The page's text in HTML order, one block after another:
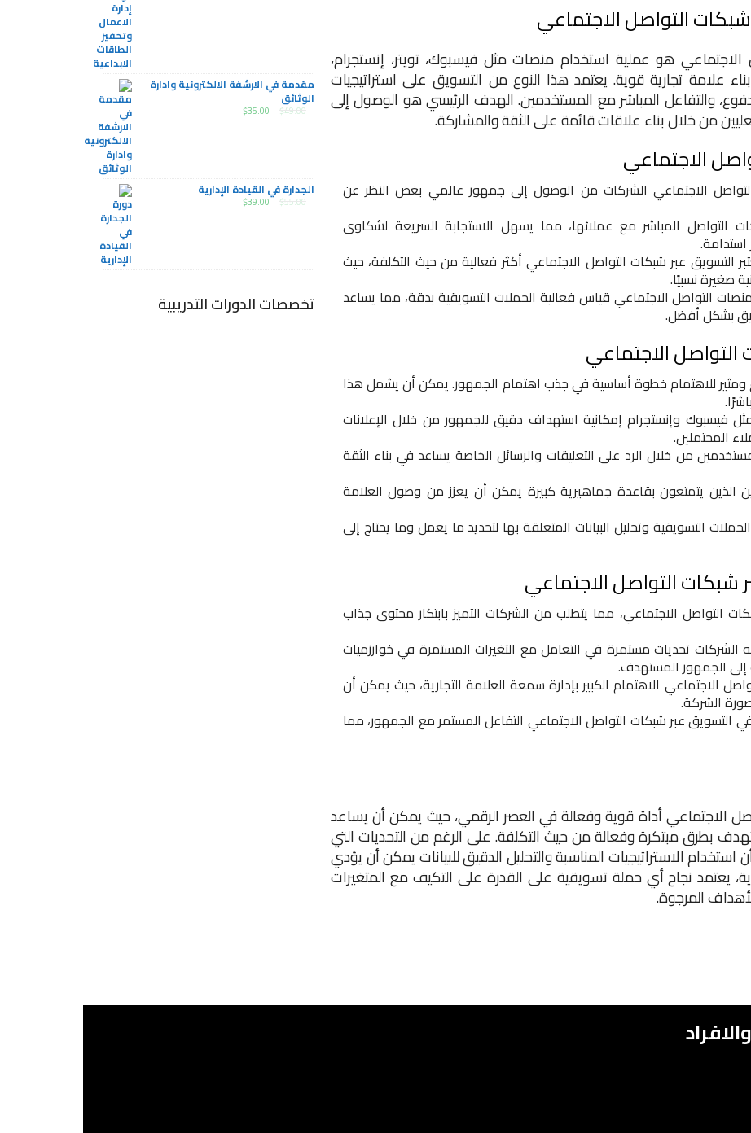
التواصل الاجتماعي
الاجتماعي هو عملية استخدام منصات مثل فيسبوك، تويتر، إنستجرام،
علامة تجارية قوية. يعتمد هذا النوع من التسويق على استراتيجيات
والتفاعل المباشر مع المستخدمين. الهدف الرئيسي هو الوصول إلى
من خلال بناء علاقات قائمة على الثقة والمشاركة.
الاجتماعي
الاجتماعي الشركات من الوصول إلى جمهور عالمي بغض النظر عن
التواصل المباشر مع عملائها، مما يسهل الاستجابة السريعة لشكاوى
التسويق عبر شبكات التواصل الاجتماعي أكثر فعالية من حيث التكلفة، حيث
صغيرة نسبيًا.
منصات التواصل الاجتماعي قياس فعالية الحملات التسويقية بدقة، مما يساعد
بشكل أفضل.
التواصل الاجتماعي
ومثير للاهتمام خطوة أساسية في جذب اهتمام الجمهور. يمكن أن يشمل هذا
فيسبوك وإنستجرام إمكانية استهداف دقيق للجمهور من خلال الإعلانات
المحتملين.
من خلال الرد على التعليقات والرسائل الخاصة يساعد في بناء الثقة
الذين يتمتعون بقاعدة جماهيرية كبيرة يمكن أن يعزز من وصول العلامة
التسويقية وتحليل البيانات المتعلقة بها لتحديد ما يعمل وما يحتاج إلى
شبكات التواصل الاجتماعي
التواصل الاجتماعي، مما يتطلب من الشركات التميز بابتكار محتوى جذاب
الشركات تحديات مستمرة في التعامل مع التغيرات المستمرة في خوارزميات
الجمهور المستهدف.
الاجتماعي الاهتمام الكبير بإدارة سمعة العلامة التجارية، حيث يمكن أن
الشركة.
التسويق عبر شبكات التواصل الاجتماعي التفاعل المستمر مع الجمهور، مما
الاجتماعي أداة قوية وفعالة في العصر الرقمي، حيث يمكن أن يساعد
بطرق مبتكرة وفعالة من حيث التكلفة. على الرغم من التحديات التي
الاستراتيجيات المناسبة والتحليل الدقيق للبيانات يمكن أن يؤدي
يعتمد نجاح أي حملة تسويقية على القدرة على التكيف مع المتغيرات
المرجوة.
مقدمة في الارشفة الالكترونية وادارة
الوثائق
$49.00
$35.00
الجدارة في القيادة الإدارية
$55.00
$39.00
تخصصات الدورات التدريبية